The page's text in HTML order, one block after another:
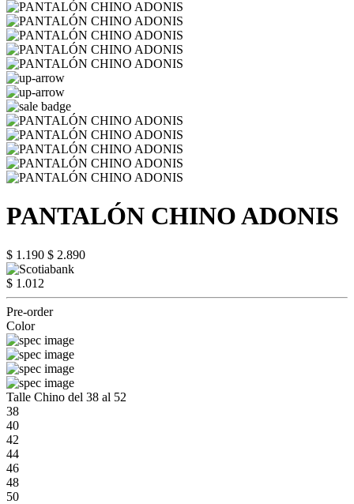
PANTALÓN CHINO ADONIS
$ 1.190 $ 2.890
$ 1.012
Pre-order
Color
Talle Chino del 38 al 52
38
40
42
44
46
48
50